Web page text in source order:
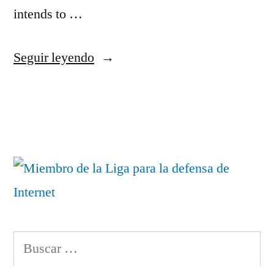
intends to …
Seguir leyendo«BrainSimulator»
un
comentario
en
Buscar: